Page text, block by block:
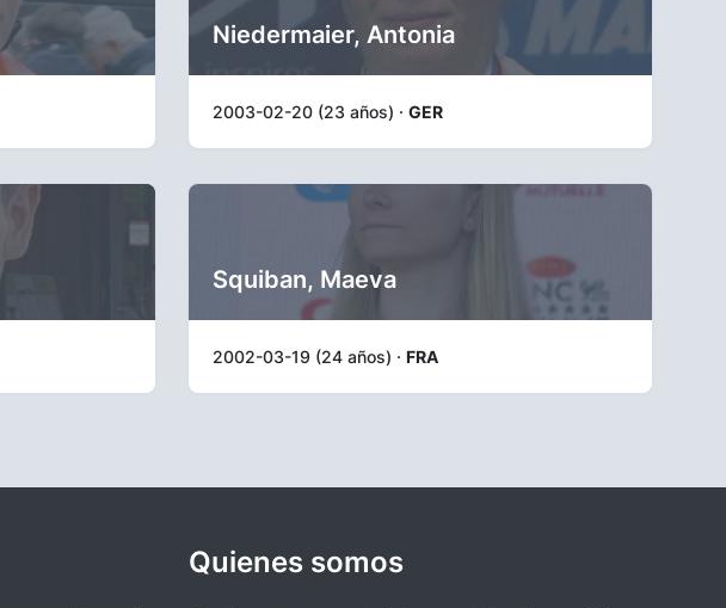
Niedermaier, Antonia
2003-02-20 (23 años) · GER
Squiban, Maeva
2002-03-19 (24 años) · FRA
Quienes somos